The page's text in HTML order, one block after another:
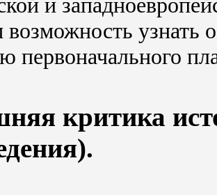
и
узнать
первоначального
критика